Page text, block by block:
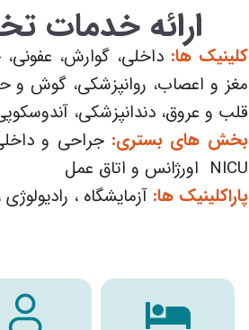
ارائه
كلينيك ها: داخلي، گوارش، عفوني،
مغز و اعصاب، روانپزشكي، گوش و
قلب و عروق، دندانپزشكي،
بخش هاي بستری:
NICU اورژانس و اتاق عمل
پاراكلينيك ها: آزمايشگاه ،